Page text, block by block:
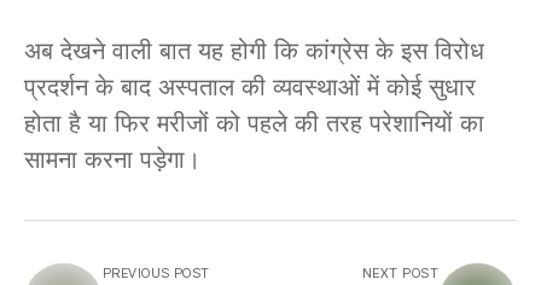
अब देखने वाली बात यह होगी कि कांग्रेस के इस विरोध
प्रदर्शन के बाद अस्पताल की व्यवस्थाओं में कोई सुधार
होता है या फिर मरीजों को पहले की तरह परेशानियों का
सामना करना पड़ेगा।
PREVIOUS POST NEXT POST